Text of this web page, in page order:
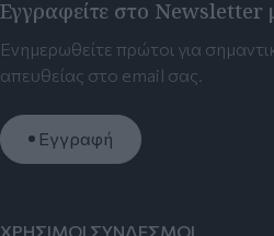
Εγγραφείτε στο Newsletter
Ενημερωθείτε πρώτοι για
απευθείας στο email σας.
Εγγραφή
ΧΡΗΣΙΜΟΙ ΣΥΝΔΕΣΜΟΙ